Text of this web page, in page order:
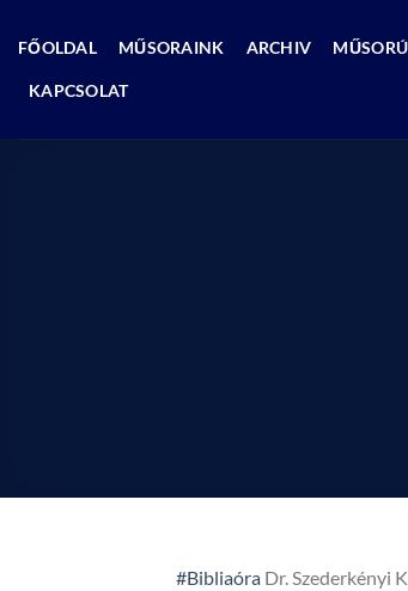
FŐOLDAL MŰSORAINK ARCHIV
KAPCSOLAT
#Bibliaóra Dr. Szederkényi